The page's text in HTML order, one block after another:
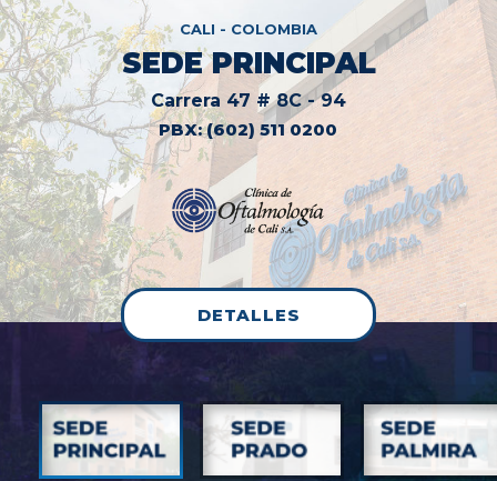
Carrera 47 # 8C - 94
SEDE PRINCIPAL
CALI - COLOMBIA
DETALLES
PBX: (602) 511 0200